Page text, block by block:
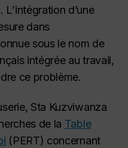
d’une
dans
sous le nom de
intégrée au travail,
ce problème.
Sta Kuzviwanza
de la Table
(PERT) concernant